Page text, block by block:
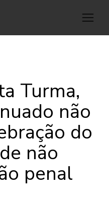
Turma,
não
do
não
penal